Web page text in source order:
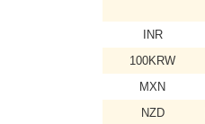
INR
100KRW
MXN
NZD